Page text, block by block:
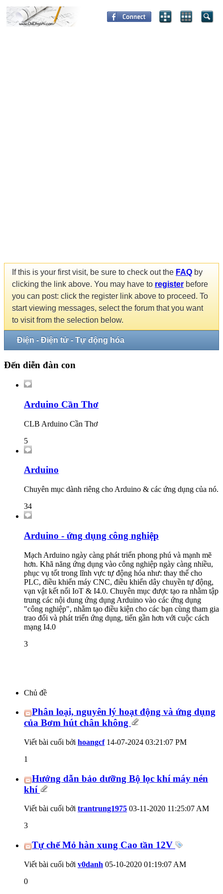
If this is your first visit, be sure to check out the FAQ by
clicking the link above. You may have to register before
you can post: click the register link above to proceed. To
start viewing messages, select the forum that you want
to visit from the selection below.
Điện - Điện tử - Tự động hóa
Đến diễn đàn con
Arduino Cần Thơ
CLB Arduino Cần Thơ
5
Arduino
Chuyên mục dành riêng cho Arduino & các ứng dụng của nó.
34
Arduino - ứng dụng công nghiệp
Mạch Arduino ngày càng phát triển phong phú và mạnh mẽ
hơn. Khã năng ứng dụng vào công nghiệp ngày càng nhiều,
phục vụ tốt trong lĩnh vực tự động hóa như: thay thế cho
PLC, điều khiển máy CNC, điều khiển dây chuyền tự động,
vạn vật kết nối IoT & I4.0. Chuyên mục được tạo ra nhằm tập
trung các nội dung ứng dụng Arduino vào các ứng dụng
"công nghiệp", nhằm tạo điều kiện cho các bạn cùng tham gia
trao đổi và phát triển ứng dụng, tiến gần hơn với cuộc cách
mạng I4.0
3
Chủ đề
Phân loại, nguyên lý hoạt động và ứng dụng
của Bơm hút chân không
Viết bài cuối bởi hoangcf14-07-2024 03:21:07 PM
1
Hướng dẫn bảo dưỡng Bộ lọc khí máy nén
khí
Viết bài cuối bởi trantrung1975 03-11-2020 11:25:07 AM
3
Tự chế Mỏ hàn xung Cao tần 12V
Viết bài cuối bởi v0danh 05-10-2020 01:19:07 AM
0